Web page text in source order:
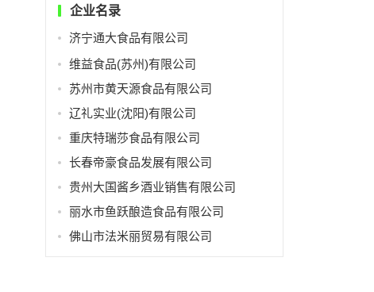
企业名录
济宁通大食品有限公司
维益食品(苏州)有限公司
苏州市黄天源食品有限公司
辽礼实业(沈阳)有限公司
重庆特瑞莎食品有限公司
长春帝豪食品发展有限公司
贵州大国酱乡酒业销售有限公司
丽水市鱼跃酿造食品有限公司
佛山市法米丽贸易有限公司